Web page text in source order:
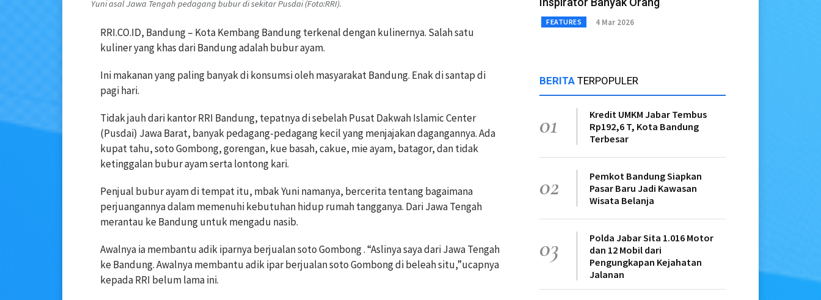
Yuni asal Jawa Tengah pedagang bubur di sekitar Pusdai (Foto:RRI).
RRI.CO.ID, Bandung – Kota Kembang Bandung terkenal dengan kulinernya. Salah satu
kuliner yang khas dari Bandung adalah bubur ayam.
Ini makanan yang paling banyak di konsumsi oleh masyarakat Bandung. Enak di santap di
pagi hari.
Tidak jauh dari kantor RRI Bandung, tepatnya di sebelah Pusat Dakwah Islamic Center
(Pusdai) Jawa Barat, banyak pedagang-pedagang kecil yang menjajakan dagangannya. Ada
kupat tahu, soto Gombong, gorengan, kue basah, cakue, mie ayam, batagor, dan tidak
ketinggalan bubur ayam serta lontong kari.
Penjual bubur ayam di tempat itu, mbak Yuni namanya, bercerita tentang bagaimana
perjuangannya dalam memenuhi kebutuhan hidup rumah tangganya. Dari Jawa Tengah
merantau ke Bandung untuk mengadu nasib.
Awalnya ia membantu adik iparnya berjualan soto Gombong . “Aslinya saya dari Jawa Tengah
ke Bandung. Awalnya membantu adik ipar berjualan soto Gombong di beleah situ,”ucapnya
kepada RRI belum lama ini.
FEATURES 4 Mar 2026
BERITA TERPOPULER
01
Kredit UMKM Jabar Tembus
Rp192,6 T, Kota Bandung
Terbesar
02
Pemkot Bandung Siapkan
Pasar Baru Jadi Kawasan
Wisata Belanja
03
Polda Jabar Sita 1.016 Motor
dan 12 Mobil dari
Pengungkapan Kejahatan
Jalanan